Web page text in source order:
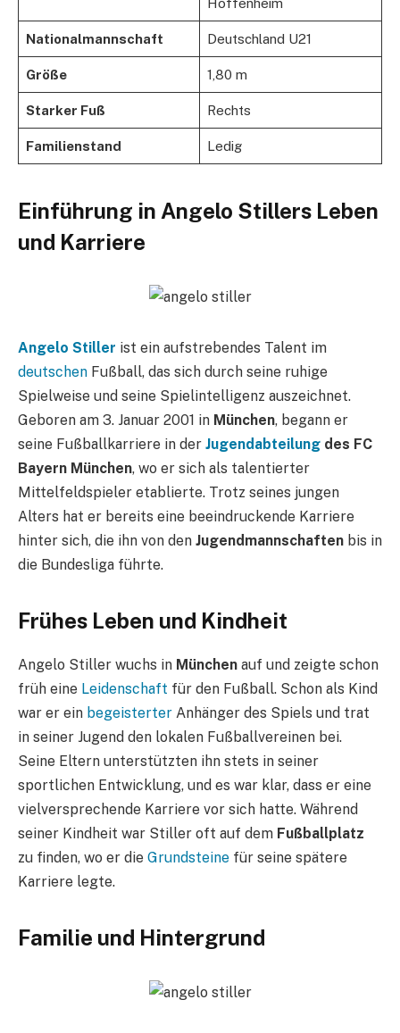
Hoffenheim
Nationalmannschaft Deutschland U21
Größe 1,80 m
Starker Fuß Rechts
Familienstand Ledig
Einführung in Angelo Stillers Leben
und Karriere
Angelo Stiller ist ein aufstrebendes Talent im
deutschen Fußball, das sich durch seine ruhige
Spielweise und seine Spielintelligenz auszeichnet.
Geboren am 3. Januar 2001 in München, begann er
seine Fußballkarriere in der Jugendabteilung des FC
Bayern München, wo er sich als talentierter
Mittelfeldspieler etablierte. Trotz seines jungen
Alters hat er bereits eine beeindruckende Karriere
hinter sich, die ihn von den Jugendmannschaften bis in
die Bundesliga führte.
Frühes Leben und Kindheit
Angelo Stiller wuchs in München auf und zeigte schon
früh eine Leidenschaft für den Fußball. Schon als Kind
war er ein begeisterter Anhänger des Spiels und trat
in seiner Jugend den lokalen Fußballvereinen bei.
Seine Eltern unterstützten ihn stets in seiner
sportlichen Entwicklung, und es war klar, dass er eine
vielversprechende Karriere vor sich hatte. Während
seiner Kindheit war Stiller oft auf dem Fußballplatz
zu finden, wo er die Grundsteine für seine spätere
Karriere legte.
Familie und Hintergrund